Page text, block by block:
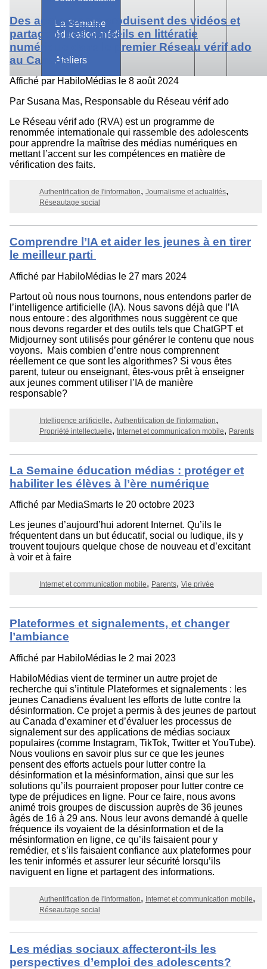
La Semaine
éducation médias
Ateliers
Des adolescents produisent des vidéos et
partagent des conseils en littératie
numérique dans le premier Réseau vérif ado
au Canada
Affiché par HabiloMédias le 8 août 2024
Par Susana Mas, Responsable du Réseau vérif ado
Le Réseau vérif ado (RVA) est un programme de
renommée internationale qui rassemble des adolescents
pour apprendre la maîtrise des médias numériques en
mettant l’accent sur les compétences en matière de
vérification des faits.
Authentification de l'information
Journalisme et actualités
Réseautage social
Comprendre l’IA et aider les jeunes à en tirer
le meilleur parti
Affiché par HabiloMédias le 27 mars 2024
Partout où nous nous tournons, nous entendons parler de
l’intelligence artificielle (IA). Nous savons déjà que l’IA
nous entoure : des algorithmes nous suggèrent ce que
nous devons regarder et des outils tels que ChatGPT et
Midjourney sont utilisés pour générer le contenu que nous
voyons. Mais combien d’entre nous comprennent
réellement ce que sont les algorithmes? Si vous êtes
parent, tuteur ou enseignant, êtes-vous prêt à enseigner
aux jeunes comment utiliser l’IA de manière
responsable?
Intelligence artificielle
Authentification de l'information
Propriété intellectuelle
Internet et communication mobile Parents
La Semaine éducation médias : protéger et
habiliter les élèves à l’ère numérique
Affiché par MediaSmarts le 20 octobre 2023
Les jeunes d’aujourd’hui adorent Internet. Qu’ils le
fréquentent dans un but éducatif, social ou ludique, ils y
trouvent toujours quelque chose de nouveau et d’excitant
à voir et à faire
Internet et communication mobile Parents Vie privée
Plateformes et signalements, et changer
l’ambiance
Affiché par HabiloMédias le 2 mai 2023
HabiloMédias vient de terminer un autre projet de
recherche qui s’intitule Plateformes et signalements : les
jeunes Canadiens évaluent les efforts de lutte contre la
désinformation. Ce projet a permis à des jeunes de partout
au Canada d’examiner et d’évaluer les processus de
signalement sur des applications de médias sociaux
populaires (comme Instagram, TikTok, Twitter et YouTube).
Nous voulions en savoir plus sur ce que les jeunes
pensent des efforts actuels pour lutter contre la
désinformation et la mésinformation, ainsi que sur les
solutions qu’ils pourraient proposer pour lutter contre ce
type de préjudices en ligne. Pour ce faire, nous avons
animé trois groupes de discussion auprès de 36 jeunes
âgés de 16 à 29 ans. Nous leur avons demandé à quelle
fréquence ils voyaient de la désinformation et de la
mésinformation en ligne, ce qu’ils faisaient pour y
remédier, et s’ils faisaient confiance aux plateformes pour
les tenir informés et assurer leur sécurité lorsqu’ils
naviguent en ligne et partagent des informations.
Authentification de l'information
Internet et communication mobile
Réseautage social
Les médias sociaux affecteront-ils les
perspectives d’emploi des adolescents?